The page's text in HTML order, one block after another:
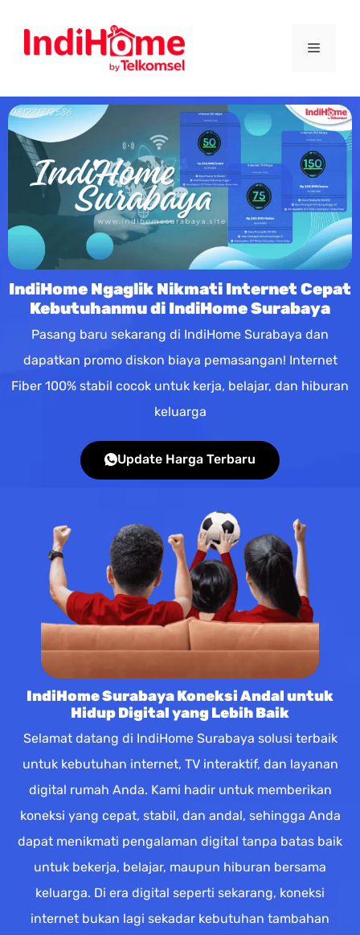
IndiHome Ngaglik Nikmati Internet Cepat
Kebutuhanmu di IndiHome Surabaya
Pasang baru sekarang di IndiHome Surabaya dan
dapatkan promo diskon biaya pemasangan! Internet
Fiber 100% stabil cocok untuk kerja, belajar, dan hiburan
keluarga
Update Harga Terbaru
IndiHome Surabaya Koneksi Andal untuk
Hidup Digital yang Lebih Baik
Selamat datang di IndiHome Surabaya solusi terbaik
untuk kebutuhan internet, TV interaktif, dan layanan
digital rumah Anda. Kami hadir untuk memberikan
koneksi yang cepat, stabil, dan andal, sehingga Anda
dapat menikmati pengalaman digital tanpa batas baik
untuk bekerja, belajar, maupun hiburan bersama
keluarga. Di era digital seperti sekarang, koneksi
internet bukan lagi sekadar kebutuhan tambahan